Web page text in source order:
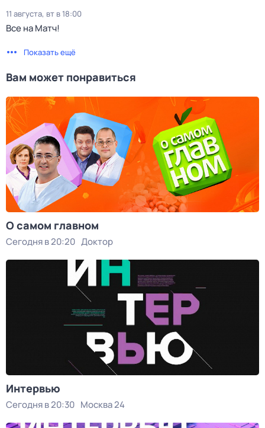
11 августа, вт в 18:00
Все на Матч!
Показать ещё
Вам может понравиться
О самом главном
Сегодня в 20:20 Доктор
Интервью
Сегодня в 20:30 Москва 24